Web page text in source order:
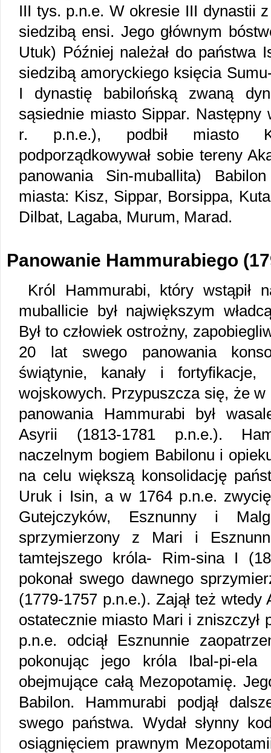
III tys. p.n.e. W okresie III dynastii
siedzibą ensi. Jego głównym
Utuk) Później należał do państwa
siedzibą amoryckiego księcia
I dynastię babilońską zwaną
sąsiednie miasto Sippar. Następny
r. p.n.e.), podbił miasto
podporządkowywał sobie tereny
panowania Sin-muballita)
miasta: Kisz, Sippar, Borsippa,
Dilbat, Lagaba, Murum, Marad.
Panowanie Hammurabiego
Król Hammurabi, który wstąpił
muballicie był największym
Był to człowiek ostrożny,
20 lat swego panowania
świątynie, kanały i fortyfikacje,
wojskowych. Przypuszcza się, że
panowania Hammurabi był
Asyrii (1813-1781 p.n.e.).
naczelnym bogiem Babilonu i
na celu większą konsolidację
Uruk i Isin, a w 1764 p.n.e.
Gutejczyków, Esznunny i
sprzymierzony z Mari i
tamtejszego króla- Rim-sina I
pokonał swego dawnego
(1779-1757 p.n.e.). Zajął też
ostatecznie miasto Mari i zniszczył
p.n.e. odciął Esznunnie
pokonując jego króla Ibal-pi-ela
obejmujące całą Mezopotamię.
Babilon. Hammurabi podjął
swego państwa. Wydał słynny
osiągnięciem prawnym